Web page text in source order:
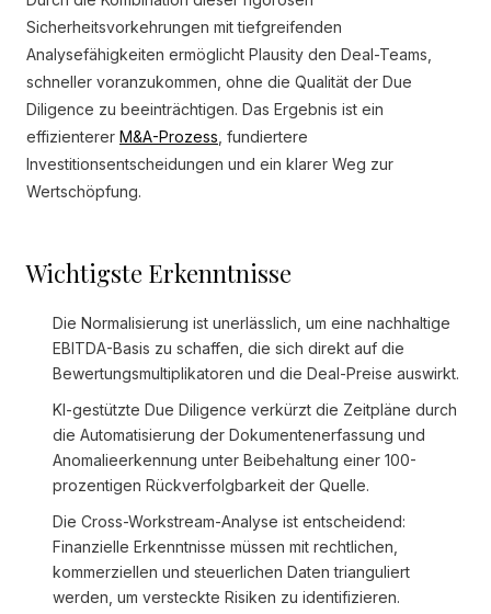
Sicherheitsvorkehrungen mit tiefgreifenden
Analysefähigkeiten ermöglicht Plausity den Deal-Teams,
schneller voranzukommen, ohne die Qualität der Due
Diligence zu beeinträchtigen. Das Ergebnis ist ein
effizienterer M&A-Prozess , fundiertere
Investitionsentscheidungen und ein klarer Weg zur
Wertschöpfung.
Wichtigste Erkenntnisse
Die Normalisierung ist unerlässlich, um eine nachhaltige
EBITDA-Basis zu schaffen, die sich direkt auf die
Bewertungsmultiplikatoren und die Deal-Preise auswirkt.
KI-gestützte Due Diligence verkürzt die Zeitpläne durch
die Automatisierung der Dokumentenerfassung und
Anomalieerkennung unter Beibehaltung einer 100-
prozentigen Rückverfolgbarkeit der Quelle.
Die Cross-Workstream-Analyse ist entscheidend:
Finanzielle Erkenntnisse müssen mit rechtlichen,
kommerziellen und steuerlichen Daten trianguliert
werden, um versteckte Risiken zu identifizieren.